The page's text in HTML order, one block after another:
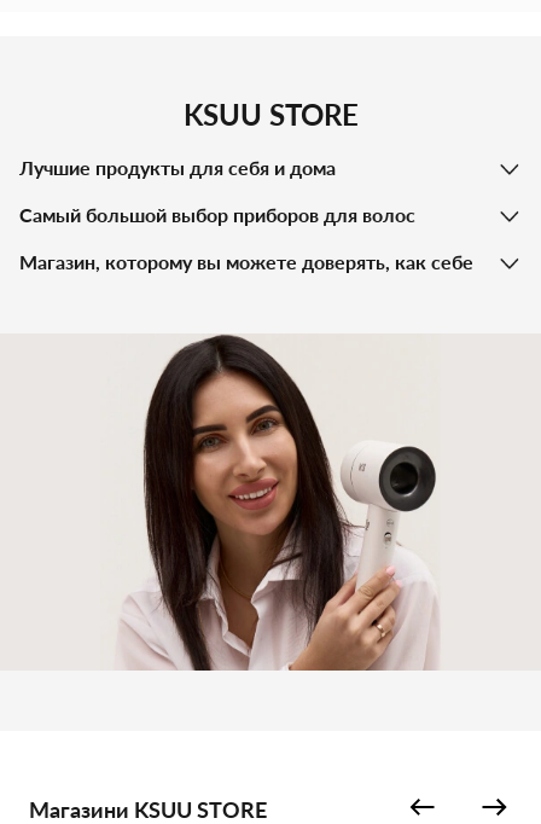
KSUU STORE
Лучшие продукты для себя и дома
Самый большой выбор приборов для волос
Магазин, которому вы можете доверять, как себе
Магазини KSUU STORE